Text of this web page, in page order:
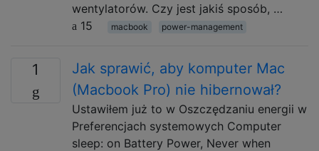
wentylatorów. Czy jest jakiś sposób, …
15
macbook power-management
1
Jak sprawić, aby komputer Mac
(Macbook Pro) nie hibernował?
Ustawiłem już to w Oszczędzaniu energii w
Preferencjach systemowych Computer
sleep: on Battery Power, Never when